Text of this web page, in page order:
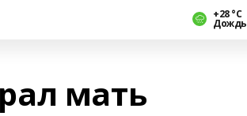
+28 °С
Дождь
мать